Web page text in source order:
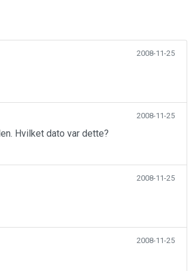
2008-11-25
2008-11-25
Hvilket dato var dette?
2008-11-25
2008-11-25